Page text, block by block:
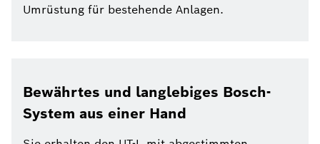
Umrüstung für bestehende Anlagen.
Bewährtes und langlebiges Bosch-
System aus einer Hand